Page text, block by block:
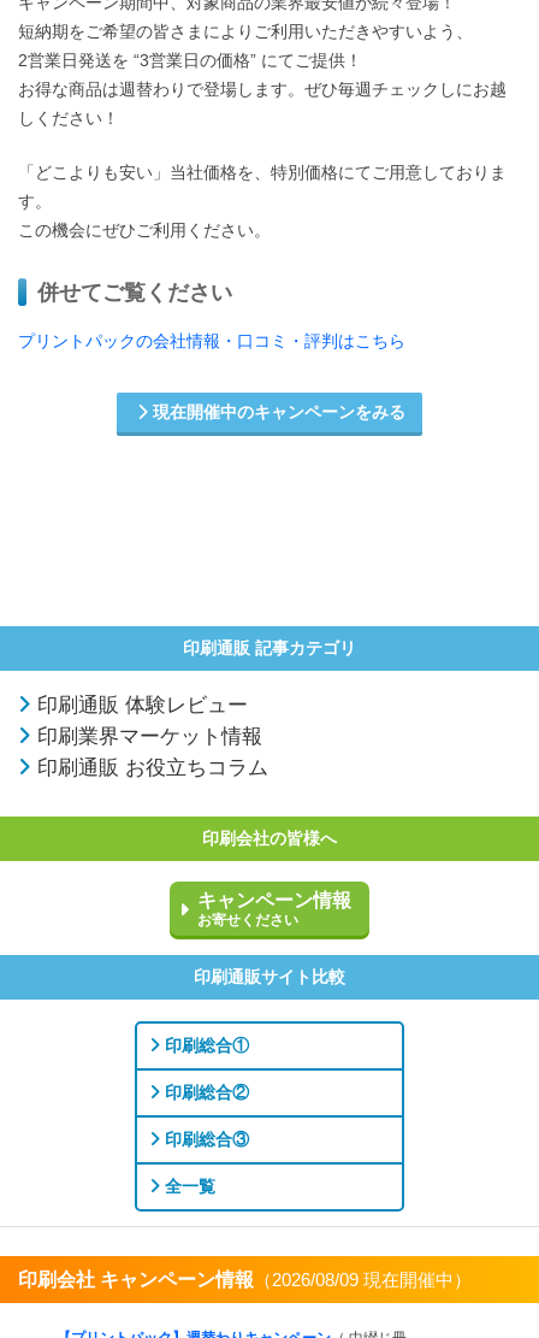
短納期をご希望の皆さまによりご利用いただきやすいよう、
2営業日発送を “3営業日の価格” にてご提供！
お得な商品は週替わりで登場します。ぜひ毎週チェックしにお越
しください！
「どこよりも安い」当社価格を、特別価格にてご用意しておりま
す。
この機会にぜひご利用ください。
併せてご覧ください
プリントパックの会社情報・口コミ・評判はこちら
現在開催中のキャンペーンをみる
印刷通販 記事カテゴリ
印刷通販 体験レビュー
印刷業界マーケット情報
印刷通販 お役立ちコラム
印刷会社の皆様へ
キャンペーン情報
お寄せください
印刷通販サイト比較
印刷総合①
印刷総合②
印刷総合③
全一覧
印刷会社 キャンペーン情報 （2026/08/09 現在開催中）